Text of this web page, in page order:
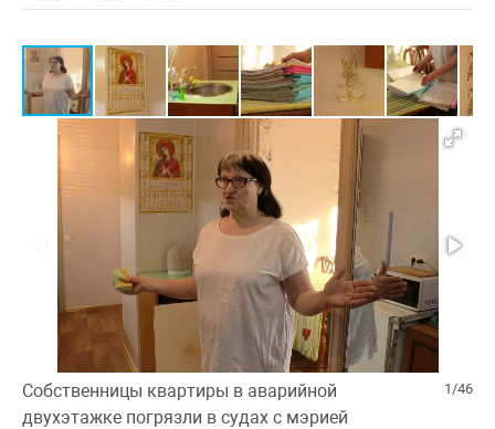
1/46
Собственницы квартиры в аварийной
двухэтажке погрязли в судах с мэрией